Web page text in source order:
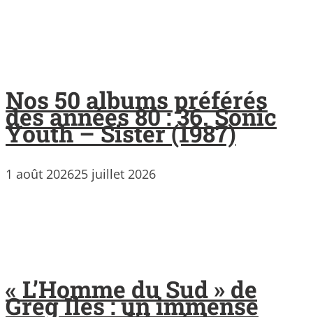
Nos 50 albums préférés
des années 80 : 36. Sonic
Youth – Sister (1987)
1 août 202625 juillet 2026
« L’Homme du Sud » de
Greg Iles : un immense